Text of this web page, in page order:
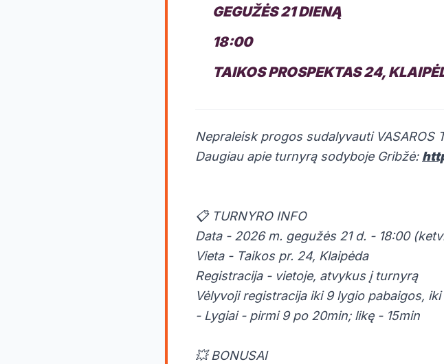
GEGUŽĖS 21 DIENĄ
18:00
TAIKOS PROSPEKTAS 24,
Nepraleisk progos sudalyvauti VASAROS
Daugiau apie turnyrą sodyboje Gribžė:
📋 TURNYRO INFO
Data - 2026 m. gegužės 21 d. - 18:00
Vieta - Taikos pr. 24, Klaipėda
Registracija - vietoje, atvykus į turnyrą
Vėlyvoji registracija iki 9 lygio pabaigos, iki
- Lygiai - pirmi 9 po 20min; likę - 15min
💥 BONUSAI